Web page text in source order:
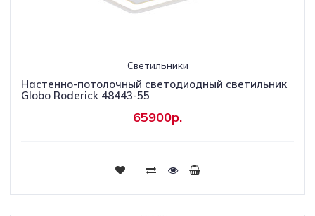
Светильники
Настенно-потолочный светодиодный светильник
Globo Roderick 48443-55
65900р.